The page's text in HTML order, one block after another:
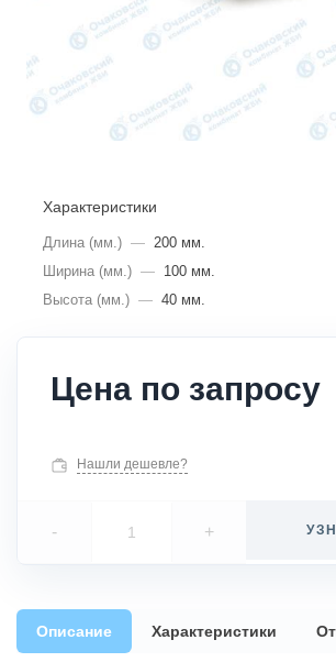
Характеристики
Длина (мм.) — 200 мм.
Ширина (мм.) — 100 мм.
Высота (мм.) — 40 мм.
Цена по запросу
Нашли дешевле?
- +
Описание Характеристики